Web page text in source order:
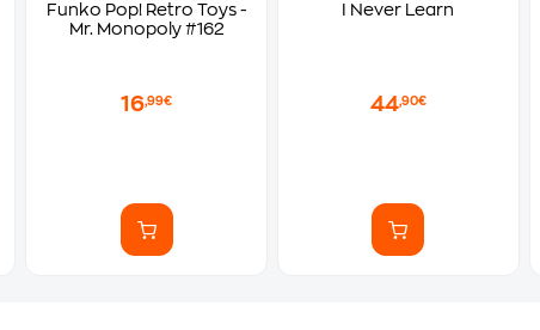
Funko Pop! Retro Toys -
Mr. Monopoly #162
16,99€
I Never Learn
44,90€